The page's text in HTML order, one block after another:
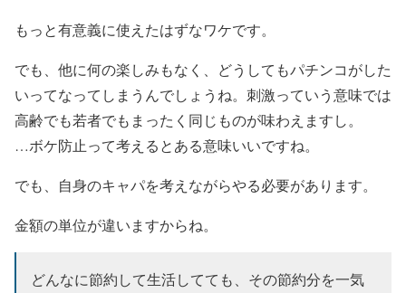
もっと有意義に使えたはずなワケです。
でも、他に何の楽しみもなく、どうしてもパチンコがした
いってなってしまうんでしょうね。刺激っていう意味では
高齢でも若者でもまったく同じものが味わえますし。
…ボケ防止って考えるとある意味いいですね。
でも、自身のキャパを考えながらやる必要があります。
金額の単位が違いますからね。
どんなに節約して生活してても、その節約分を一気